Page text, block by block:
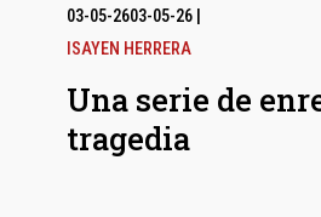
03-05-2603-05-26|
ISAYEN HERRERA
Una serie de
tragedia